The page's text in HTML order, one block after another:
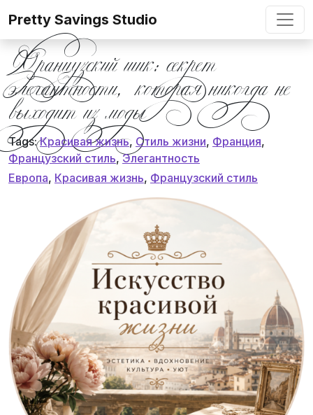
Pretty Savings Studio
Французский шик: секрет
элегантности, которая никогда не
выходит из моды
Tags:Красивая жизнь, Стиль жизни, Франция,
Французский стиль,Элегантность
Европа, Красивая жизнь, Французский стиль